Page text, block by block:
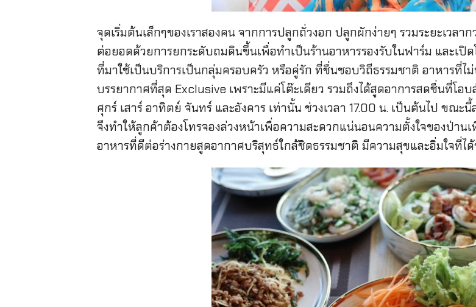
จุดเริ่มต้นเล็กๆของเราสองคน จากการปลูกถั่วงอก ปลูกผักง่ายๆ รวมระยะเวล
ต่อยอดด้วยการยกระดับถมดินขึ้นเพื่อทำเป็นร้านอาหารรองรับในฟาร์ม และเ
ที่มาใช้เป็นบริการเป็นกลุ่มครอบครัว หรือคู่รัก ที่ชื่นชอบวิถีธรรมชาติ อาหารที่ไ
บรรยากาศที่สุด Exclusive เพราะมีแค่โต๊ะเดียว รวมถึงได้สูดอาการสดชื่นที่โอ
ศุกร์ เสาร์ อาทิตย์ จันทร์ และอังคาร เท่านั้น ช่วงเวลา 17.00 น. เป็นต้นไป ขณ
จึงทำให้ลูกค้าต้องโทรจองล่วงหน้าเพื่อความสะดวกแน่นอนความตั้งใจของป่า
อาหารที่ดีต่อร่างกายสูดอากาศบริสุทธ์ใกล้ชิดธรรมชาติ มีความสุขและอิ่มใจที่ไ